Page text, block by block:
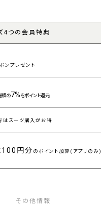
4つの会員特典
ンプレゼント
額の7%をポイント還元
はスーツ購入がお得
100円分 のポイント加算(アプリのみ)
その他情報